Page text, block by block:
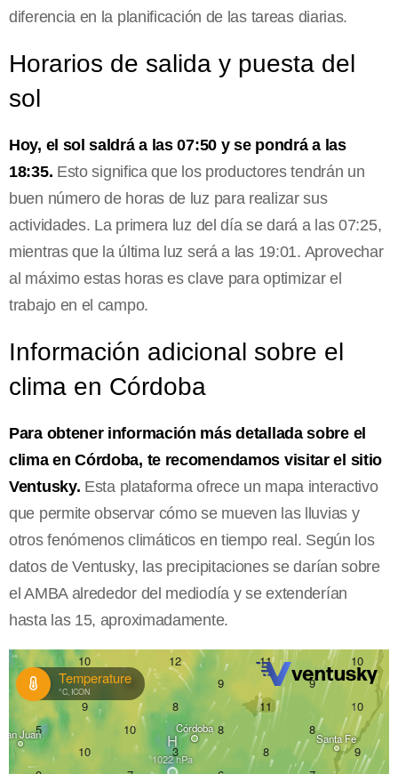
diferencia en la planificación de las tareas diarias.
Horarios de salida y puesta del
sol
Hoy, el sol saldrá a las 07:50 y se pondrá a las
18:35. Esto significa que los productores tendrán un
buen número de horas de luz para realizar sus
actividades. La primera luz del día se dará a las 07:25,
mientras que la última luz será a las 19:01. Aprovechar
al máximo estas horas es clave para optimizar el
trabajo en el campo.
Información adicional sobre el
clima en Córdoba
Para obtener información más detallada sobre el
clima en Córdoba, te recomendamos visitar el sitio
Ventusky. Esta plataforma ofrece un mapa interactivo
que permite observar cómo se mueven las lluvias y
otros fenómenos climáticos en tiempo real. Según los
datos de Ventusky, las precipitaciones se darían sobre
el AMBA alrededor del mediodía y se extenderían
hasta las 15, aproximadamente.